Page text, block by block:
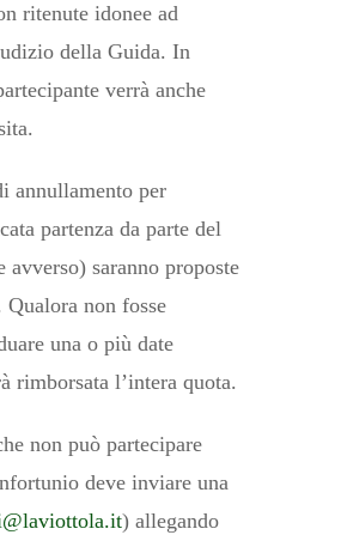
ritenute idonee ad
della Guida. In
verrà anche
annullamento per
partenza da parte del
avverso) saranno proposte
Qualora non fosse
una o più date
rimborsata l’intera quota.
non può partecipare
deve inviare una
) allegando